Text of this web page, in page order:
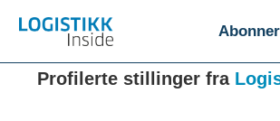
Abonner
Profilerte stillinger fra